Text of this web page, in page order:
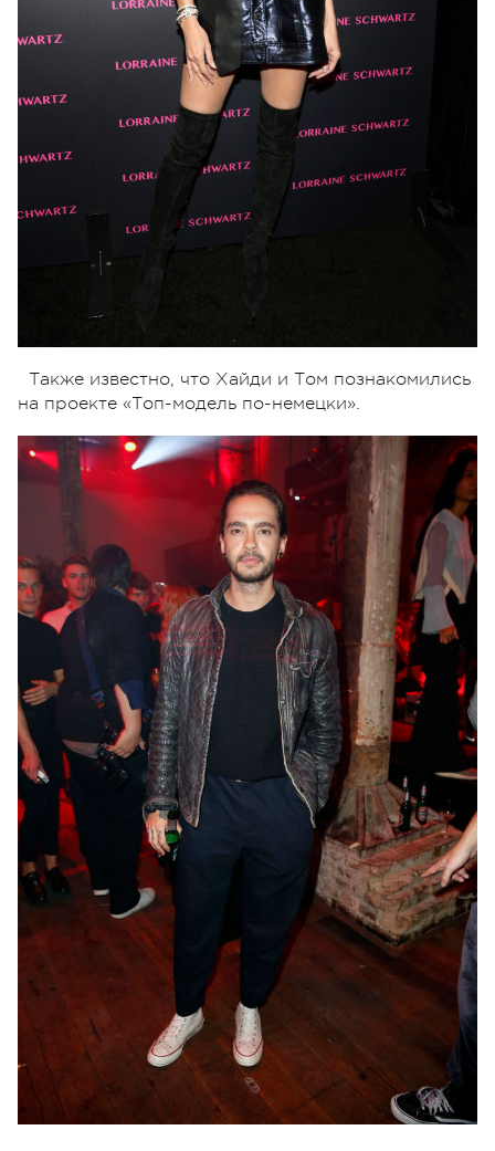
Также известно, что Хайди и Том познакомились
на проекте «Топ-модель по-немецки».